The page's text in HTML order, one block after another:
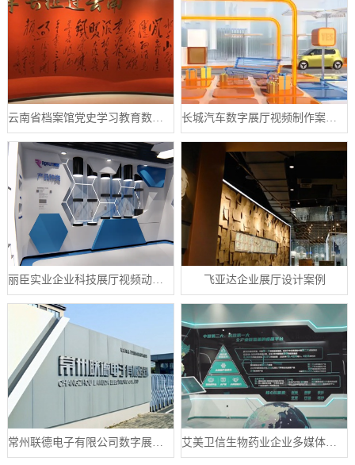
云南省档案馆党史学习教育数字展厅案例
丽臣实业企业科技展厅视频动画制作案例 飞亚达企业展厅设计案例
常州联德电子有限公司数字展厅设计案例